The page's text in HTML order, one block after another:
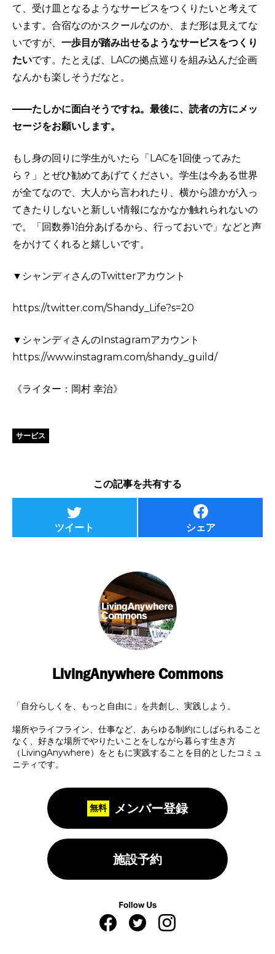
て、受け皿となるようなサービスをつくりたいと考えて
います。合宿なのかスクールなのか、まだ形は見えてな
いですが、 一歩目が踏み出せるようなサービスをつくり
たいです。たとえば、LACの拠点巡りを組み込んだ企画
なんかも楽しそうだなと。
——たしかに面白そうですね。最後に、読者の方にメッ
セージをお願いします。
もし身の回りに学生がいたら「LACを1回使ってみた
ら？」とぜひ勧めてあげてください。学生は今ある世界
が全てなので、大人から言われたり、横から誰かが入っ
てきたりしないと新しい情報になかなか触れられないの
で。「回数券1泊分あげるから、行っておいで」などと声
をかけてくれると嬉しいです。
▼シャンディさんのTwitterアカウント
https://twitter.com/Shandy_Life?s=20
▼シャンディさんのInstagramアカウント
https://www.instagram.com/shandy_guild/
《ライター： 岡村 幸治》
サービス
この記事を共有する
ツイート シェア
LivingAnywhere Commons
「自分らしくを、もっと自由に」を共創し、実践しよう。
場所やライフライン、仕事など、あらゆる制約にしばられること
なく、好きな場所でやりたいことをしながら暮らす生き方
（LivingAnywhere）をともに実践することを目的としたコミュ
ニティです。
メンバー登録
施設予約